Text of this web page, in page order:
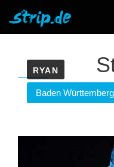
RYAN
Baden Württemberg